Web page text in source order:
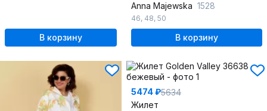
В корзину
Anna Majewska 1528
46, 48, 50
В корзину
5474 ₽5634
Жилет